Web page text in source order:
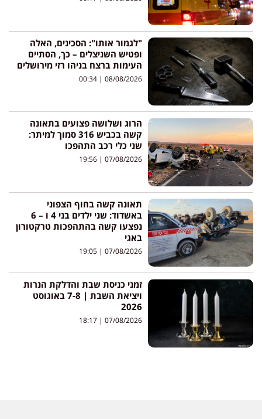
"לגמור אותו": הסכינים, האלה
ופטיש השניצלים – כך, הסתיים
העימות ברצח בניהו רזי מירושלים
08/08/2026
הרוג ושלושה פצועים בתאונה
קשה בכביש 316 סמוך למיתר:
שני כלי רכב התהפכו
07/08/2026
תאונה קשה בחוף הצפוני
באשדוד: שני ילדים בני 4 ו – 6
נפצעו קשה בהתהפכות טרקטורון
באגי
07/08/2026
זמני כניסת שבת והדלקת הנרות
ויציאת השבת | 7-8 באוגוסט
2026
07/08/2026